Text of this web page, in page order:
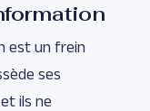
est un frein
ses
ils ne